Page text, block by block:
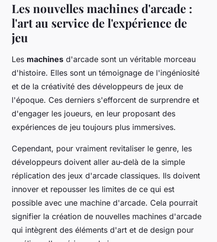
Les nouvelles machines d'arcade :
l'art au service de l'expérience de
jeu
Les machines d'arcade sont un véritable morceau
d'histoire. Elles sont un témoignage de l'ingéniosité
et de la créativité des développeurs de jeux de
l'époque. Ces derniers s'efforcent de surprendre et
d'engager les joueurs, en leur proposant des
expériences de jeu toujours plus immersives.
Cependant, pour vraiment revitaliser le genre, les
développeurs doivent aller au-delà de la simple
réplication des jeux d'arcade classiques. Ils doivent
innover et repousser les limites de ce qui est
possible avec une machine d'arcade. Cela pourrait
signifier la création de nouvelles machines d'arcade
qui intègrent des éléments d'art et de design pour